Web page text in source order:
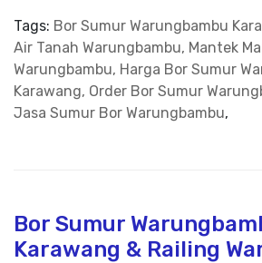
Tags: Bor Sumur Warungbambu
Air Tanah Warungbambu, Mantek
Warungbambu, Harga Bor Sumur
Karawang, Order Bor Sumur
Jasa Sumur Bor Warungbambu,
Bor Sumur
Karawang & Railing